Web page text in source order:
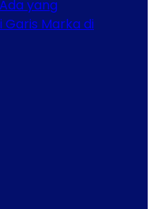
yang
Marka di